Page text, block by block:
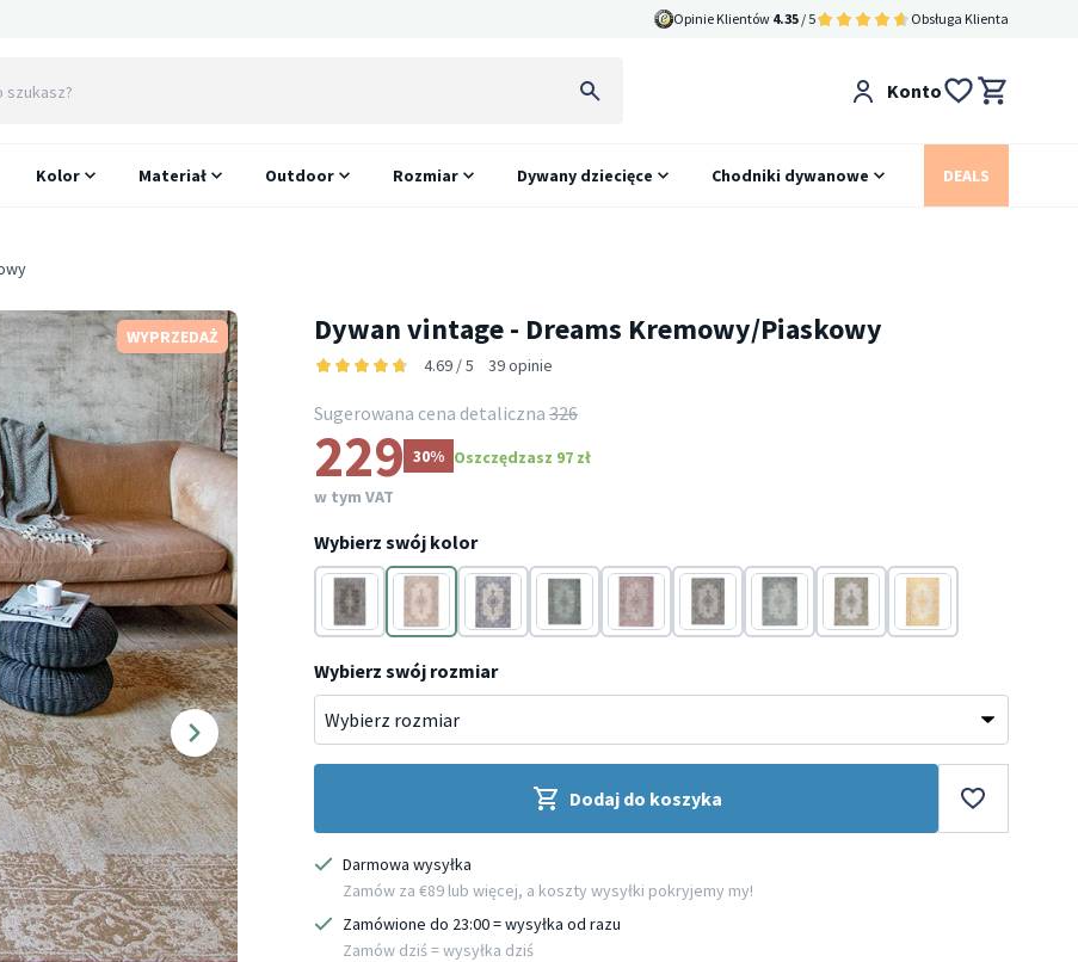
Opinie Klientów 4.35 / 5 Obsługa Klienta
Konto
Kolor Materiał Outdoor Rozmiar Dywany dziecięce Chodniki dywanowe DEALS
WYPRZEDAŻ Dywan vintage - Dreams Kremowy/Piaskowy
4.69 / 5 39 opinie
Sugerowana cena detaliczna 326
229 30% Oszczędzasz 97 zł
w tym VAT
Wybierz swój kolor
AntracytKremowyNiebieskiSzary Szary Taupe TurkusowyZielony Żółty
Wybierz swój rozmiar
Dodaj do koszyka
Darmowa wysyłka
Zamów za €89 lub więcej, a koszty wysyłki pokryjemy my!
Zamówione do 23:00 = wysyłka od razu
Zamów dziś = wysyłka dziś